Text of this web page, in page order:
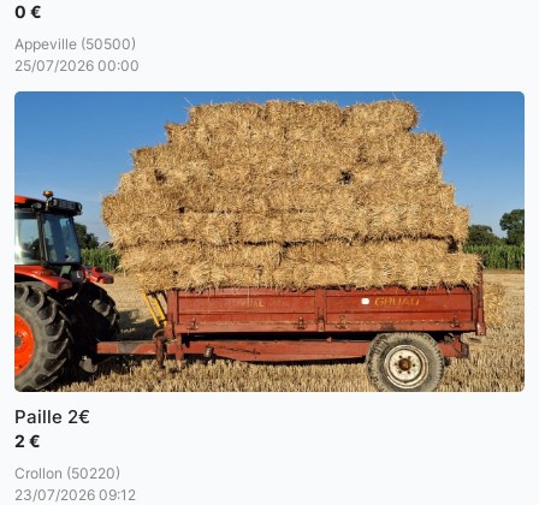
0 €
Appeville (50500)
25/07/2026 00:00
Paille 2€
2 €
Crollon (50220)
23/07/2026 09:12